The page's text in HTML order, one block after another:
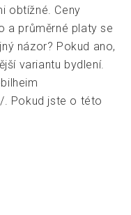
obtížné. Ceny
a průměrné platy se
názor? Pokud ano,
variantu bydlení.
Pokud jste o této